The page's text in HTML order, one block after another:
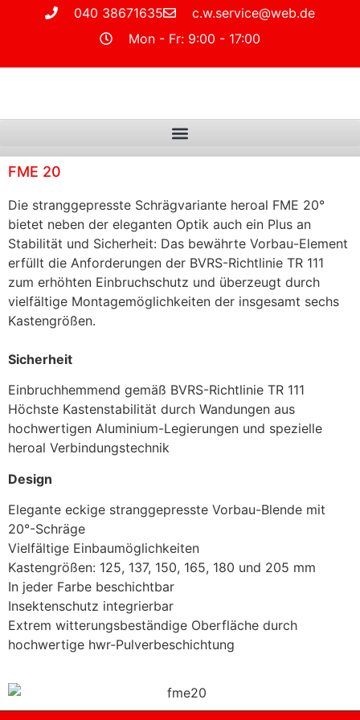
040 38671635
c.w.service@web.de
Mon - Fr: 9:00 - 17:00
FME 20
Die stranggepresste Schrägvariante heroal FME 20°
bietet neben der eleganten Optik auch ein Plus an
Stabilität und Sicherheit: Das bewährte Vorbau-Element
erfüllt die Anforderungen der BVRS-Richtlinie TR 111
zum erhöhten Einbruchschutz und überzeugt durch
vielfältige Montagemöglichkeiten der insgesamt sechs
Kastengrößen.
Sicherheit
Einbruchhemmend gemäß BVRS-Richtlinie TR 111
Höchste Kastenstabilität durch Wandungen aus
hochwertigen Aluminium-Legierungen und spezielle
heroal Verbindungstechnik
Design
Elegante eckige stranggepresste Vorbau-Blende mit
20°-Schräge
Vielfältige Einbaumöglichkeiten
Kastengrößen: 125, 137, 150, 165, 180 und 205 mm
In jeder Farbe beschichtbar
Insektenschutz integrierbar
Extrem witterungsbeständige Oberfläche durch
hochwertige hwr-Pulverbeschichtung